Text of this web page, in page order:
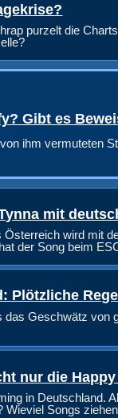
purzelt die
Gibt es
ihm vermuteten
mit
wird mit
der Song beim
Plötzliche
Geschwätz von
nur die
in Deutschland.
Wieviel Songs